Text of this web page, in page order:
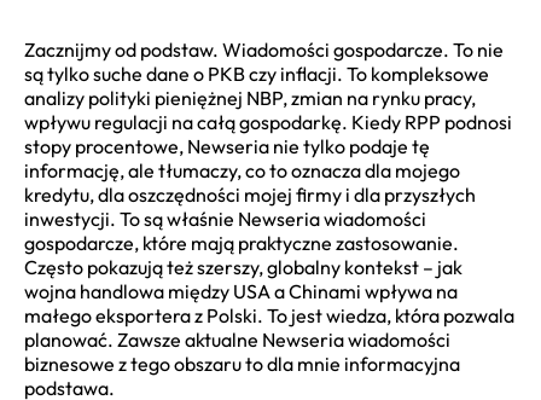
Zacznijmy od podstaw. Wiadomości gospodarcze. To nie
są tylko suche dane o PKB czy inflacji. To kompleksowe
analizy polityki pieniężnej NBP, zmian na rynku pracy,
wpływu regulacji na całą gospodarkę. Kiedy RPP podnosi
stopy procentowe, Newseria nie tylko podaje tę
informację, ale tłumaczy, co to oznacza dla mojego
kredytu, dla oszczędności mojej firmy i dla przyszłych
inwestycji. To są właśnie Newseria wiadomości
gospodarcze, które mają praktyczne zastosowanie.
Często pokazują też szerszy, globalny kontekst – jak
wojna handlowa między USA a Chinami wpływa na
małego eksportera z Polski. To jest wiedza, która pozwala
planować. Zawsze aktualne Newseria wiadomości
biznesowe z tego obszaru to dla mnie informacyjna
podstawa.